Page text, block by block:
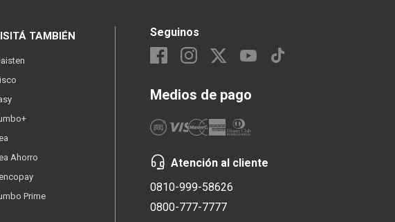
TAMBIÉN
Ahorro
Prime
Seguinos
Medios de pago
Atención al cliente
0810-999-58626
0800-777-7777